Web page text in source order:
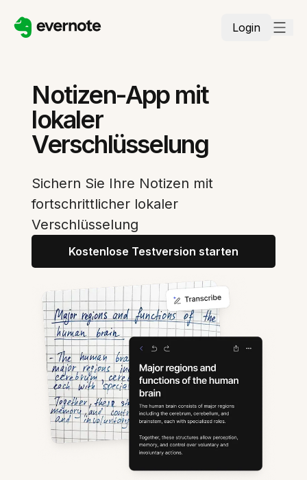
Login
Notizen-App mit
lokaler
Verschlüsselung
Sichern Sie Ihre Notizen mit
fortschrittlicher lokaler
Verschlüsselung
Kostenlose Testversion starten